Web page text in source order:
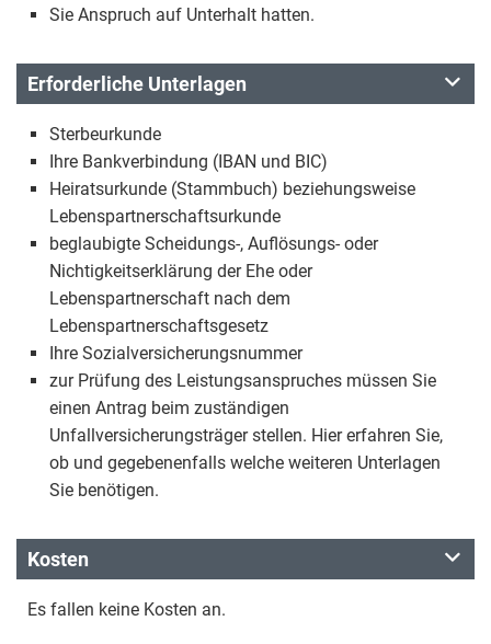
Sie Anspruch auf Unterhalt hatten.
Erforderliche Unterlagen
Sterbeurkunde
Ihre Bankverbindung (IBAN und BIC)
Heiratsurkunde (Stammbuch) beziehungsweise
Lebenspartnerschaftsurkunde
beglaubigte Scheidungs-, Auflösungs- oder
Nichtigkeitserklärung der Ehe oder
Lebenspartnerschaft nach dem
Lebenspartnerschaftsgesetz
Ihre Sozialversicherungsnummer
zur Prüfung des Leistungsanspruches müssen Sie
einen Antrag beim zuständigen
Unfallversicherungsträger stellen. Hier erfahren Sie,
ob und gegebenenfalls welche weiteren Unterlagen
Sie benötigen.
Kosten
Es fallen keine Kosten an.